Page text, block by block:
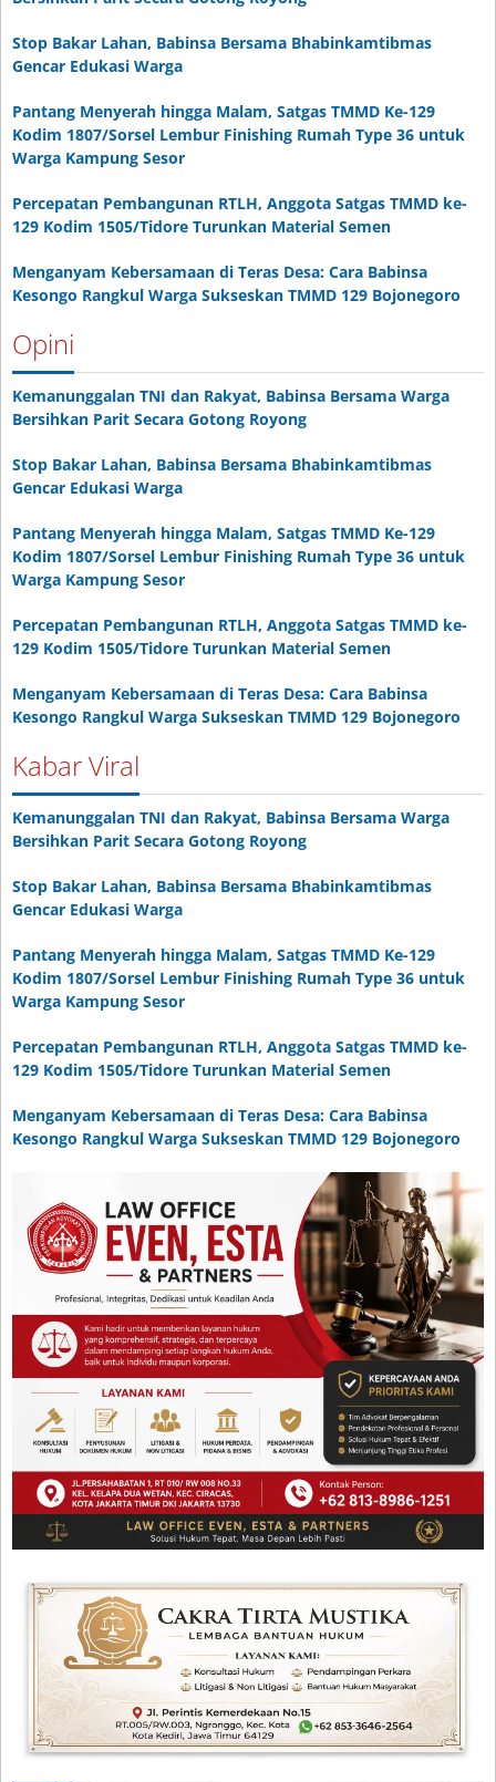
Stop Bakar Lahan, Babinsa Bersama Bhabinkamtibmas
Gencar Edukasi Warga
Pantang Menyerah hingga Malam, Satgas TMMD Ke-129
Kodim 1807/Sorsel Lembur Finishing Rumah Type 36 untuk
Warga Kampung Sesor
Percepatan Pembangunan RTLH, Anggota Satgas TMMD ke-
129 Kodim 1505/Tidore Turunkan Material Semen
Menganyam Kebersamaan di Teras Desa: Cara Babinsa
Kesongo Rangkul Warga Sukseskan TMMD 129 Bojonegoro
Opini
Kemanunggalan TNI dan Rakyat, Babinsa Bersama Warga
Bersihkan Parit Secara Gotong Royong
Stop Bakar Lahan, Babinsa Bersama Bhabinkamtibmas
Gencar Edukasi Warga
Pantang Menyerah hingga Malam, Satgas TMMD Ke-129
Kodim 1807/Sorsel Lembur Finishing Rumah Type 36 untuk
Warga Kampung Sesor
Percepatan Pembangunan RTLH, Anggota Satgas TMMD ke-
129 Kodim 1505/Tidore Turunkan Material Semen
Menganyam Kebersamaan di Teras Desa: Cara Babinsa
Kesongo Rangkul Warga Sukseskan TMMD 129 Bojonegoro
Kabar Viral
Kemanunggalan TNI dan Rakyat, Babinsa Bersama Warga
Bersihkan Parit Secara Gotong Royong
Stop Bakar Lahan, Babinsa Bersama Bhabinkamtibmas
Gencar Edukasi Warga
Pantang Menyerah hingga Malam, Satgas TMMD Ke-129
Kodim 1807/Sorsel Lembur Finishing Rumah Type 36 untuk
Warga Kampung Sesor
Percepatan Pembangunan RTLH, Anggota Satgas TMMD ke-
129 Kodim 1505/Tidore Turunkan Material Semen
Menganyam Kebersamaan di Teras Desa: Cara Babinsa
Kesongo Rangkul Warga Sukseskan TMMD 129 Bojonegoro